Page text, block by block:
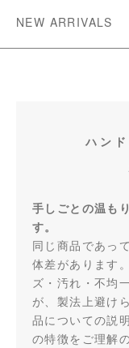
NEW ARRIVALS
ハン
手しごとの温も
す。
同じ商品であっ
体差があります
ズ・汚れ・不均
が、製法上避け
品についての説
の特徴をご理解